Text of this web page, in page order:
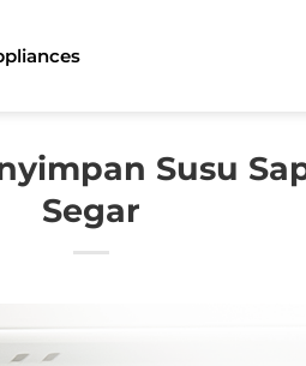
Susu
Segar